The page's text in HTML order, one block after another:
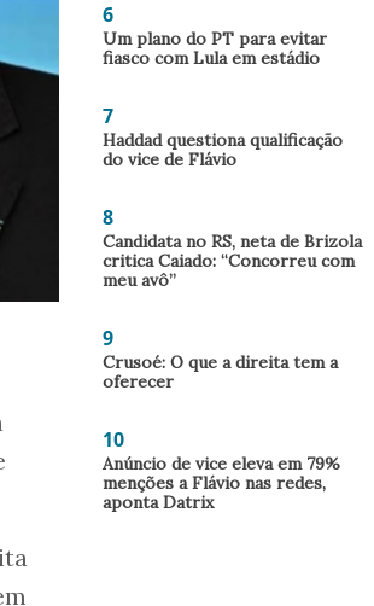
6
Um plano do PT para evitar
fiasco com Lula em estádio
7
Haddad questiona qualificação
do vice de Flávio
8
Candidata no RS, neta de Brizola
critica Caiado: “Concorreu com
meu avô”
9
Crusoé: O que a direita tem a
oferecer
10
Anúncio de vice eleva em 79%
menções a Flávio nas redes,
aponta Datrix